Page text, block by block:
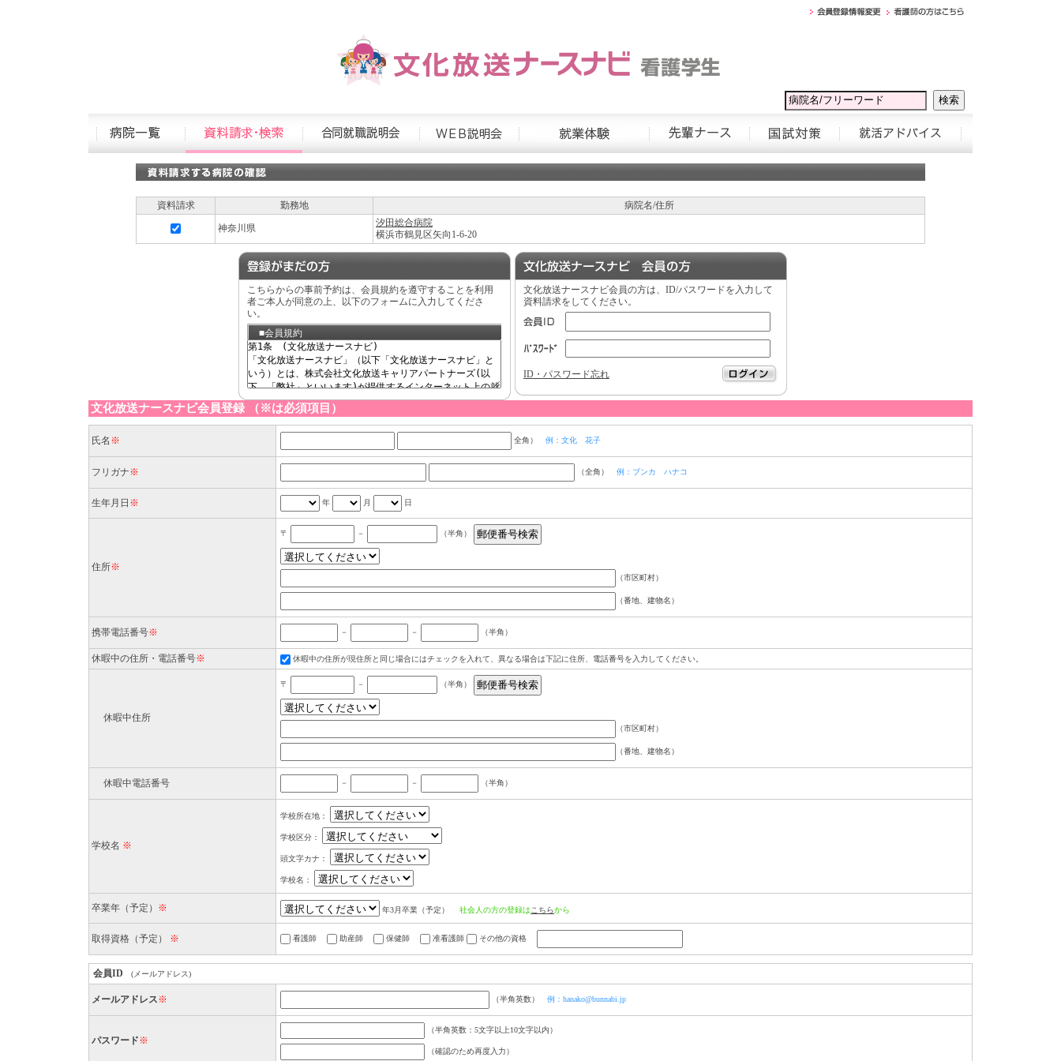
資料請求 勤務地 病院名/住所
神奈川県
汐田総合病院
横浜市鶴見区矢向1-6-20
こちらからの事前予約は、会員規約を遵守することを利用
者ご本人が同意の上、以下のフォームに入力してくださ
い。
■会員規約
文化放送ナースナビ会員の方は、ID/パスワードを入力して
資料請求をしてください。
ID・パスワード忘れ
文化放送ナースナビ会員登録 （※は必須項目）
氏名 ※ 全角） 例：文化 花子
フリガナ※ （全角） 例：ブンカ ハナコ
生年月日 ※ 年 月 日
住所※
〒 － （半角）
（市区町村）
（番地、建物名）
携帯電話番号※ － － （半角）
休暇中の住所・電話番号※ 休暇中の住所が現住所と同じ場合にはチェックを入れて、異なる場合は下記に住所、電話番号を入力してください。
休暇中住所
〒 － （半角）
（市区町村）
（番地、建物名）
休暇中電話番号 － － （半角）
学校名 ※
学校所在地：
学校区分：
頭文字カナ：
学校名：
卒業年（予定） ※ 年3月卒業（予定） 社会人の方の登録は こちらから
取得資格（予定） ※ 看護師 助産師 保健師 准看護師 その他の資格
会員ID (メールアドレス)
メールアドレス※ （半角英数） 例：hanako@bunnabi.jp
パスワード※
（半角英数：5文字以上10文字以内）
（確認のため再度入力）